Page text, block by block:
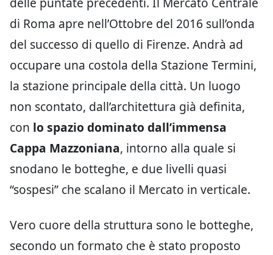
di Roma apre nell’Ottobre del 2016 sull’onda
del successo di quello di Firenze. Andrà ad
occupare una costola della Stazione Termini,
la stazione principale della città. Un luogo
non scontato, dall’architettura già definita,
con lo spazio dominato dall’immensa
Cappa Mazzoniana, intorno alla quale si
snodano le botteghe, e due livelli quasi
“sospesi” che scalano il Mercato in verticale.
Vero cuore della struttura sono le botteghe,
secondo un formato che è stato proposto